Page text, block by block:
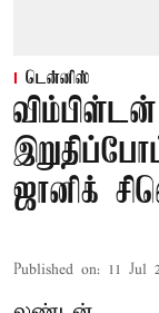
டென்னிஸ்
ஜானிக்
Published on: 11 Jul